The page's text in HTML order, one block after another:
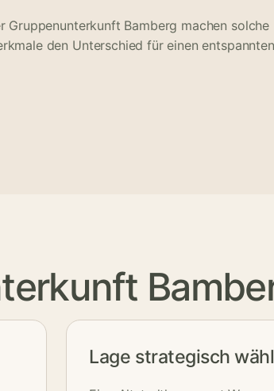
Gruppenunterkunft Bamberg machen solche
den Unterschied für einen
Lage strategisch